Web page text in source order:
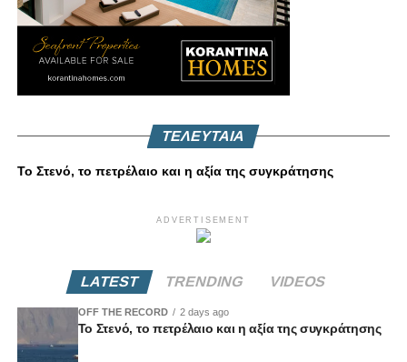
ΤΕΛΕΥΤΑΙΑ
Το Στενό, το πετρέλαιο και η αξία της συγκράτησης
ADVERTISEMENT
LATEST TRENDING VIDEOS
OFF THE RECORD 2 days ago
Το Στενό, το πετρέλαιο και η αξία της συγκράτησης